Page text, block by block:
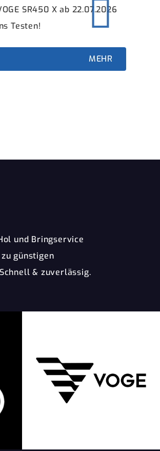
SR450 X ab 22.07.2026
Testen!
MEHR
und Bringservice
günstigen
& zuverlässig.